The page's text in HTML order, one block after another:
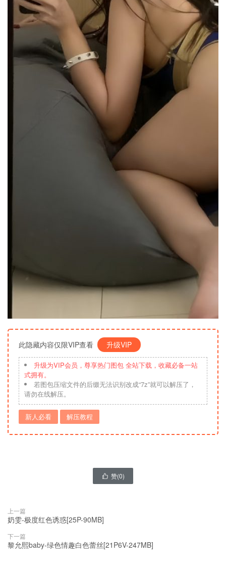
此隐藏内容仅限VIP查看 升级VIP
升级为VIP会员，尊享热门图包 全站下载，收藏必备一站
式拥有。
若图包压缩文件的后缀无法识别改成“7z”就可以解压了，
请勿在线解压。
新人必看 解压教程
 赞(0)
上一篇
奶雯-极度红色诱惑[25P-90MB]
下一篇
黎允熙baby-绿色情趣白色蕾丝[21P6V-247MB]